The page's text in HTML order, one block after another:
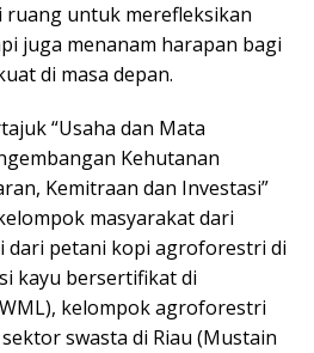
ruang untuk merefleksikan
juga menanam harapan bagi
di masa depan.
“Usaha dan Mata
Kehutanan
Kemitraan dan Investasi”
masyarakat dari
dari petani kopi agroforestri di
kayu bersertifikat di
kelompok agroforestri
swasta di Riau (Mustain